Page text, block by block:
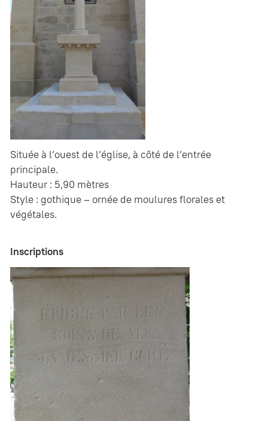
Située à l’ouest de l’église, à côté de l’entrée
principale.
Hauteur : 5,90 mètres
Style : gothique – ornée de moulures florales et
végétales.
Inscriptions